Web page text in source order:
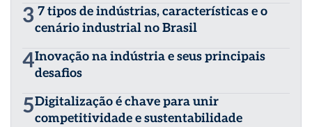
3 7 tipos de indústrias, características e o
cenário industrial no Brasil
4Inovação na indústria e seus principais
desafios
5Digitalização é chave para unir
competitividade e sustentabilidade